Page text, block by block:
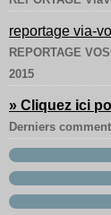
reportage via-
REPORTAGE
2015
» Cliquez ici
Derniers